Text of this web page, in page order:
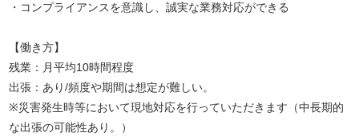
・コンプライアンスを意識し、誠実な業務対応ができる
【働き方】
残業：月平均10時間程度
出張：あり/頻度や期間は想定が難しい。
※災害発生時等において現地対応を行っていただきます（中長期的
な出張の可能性あり。）